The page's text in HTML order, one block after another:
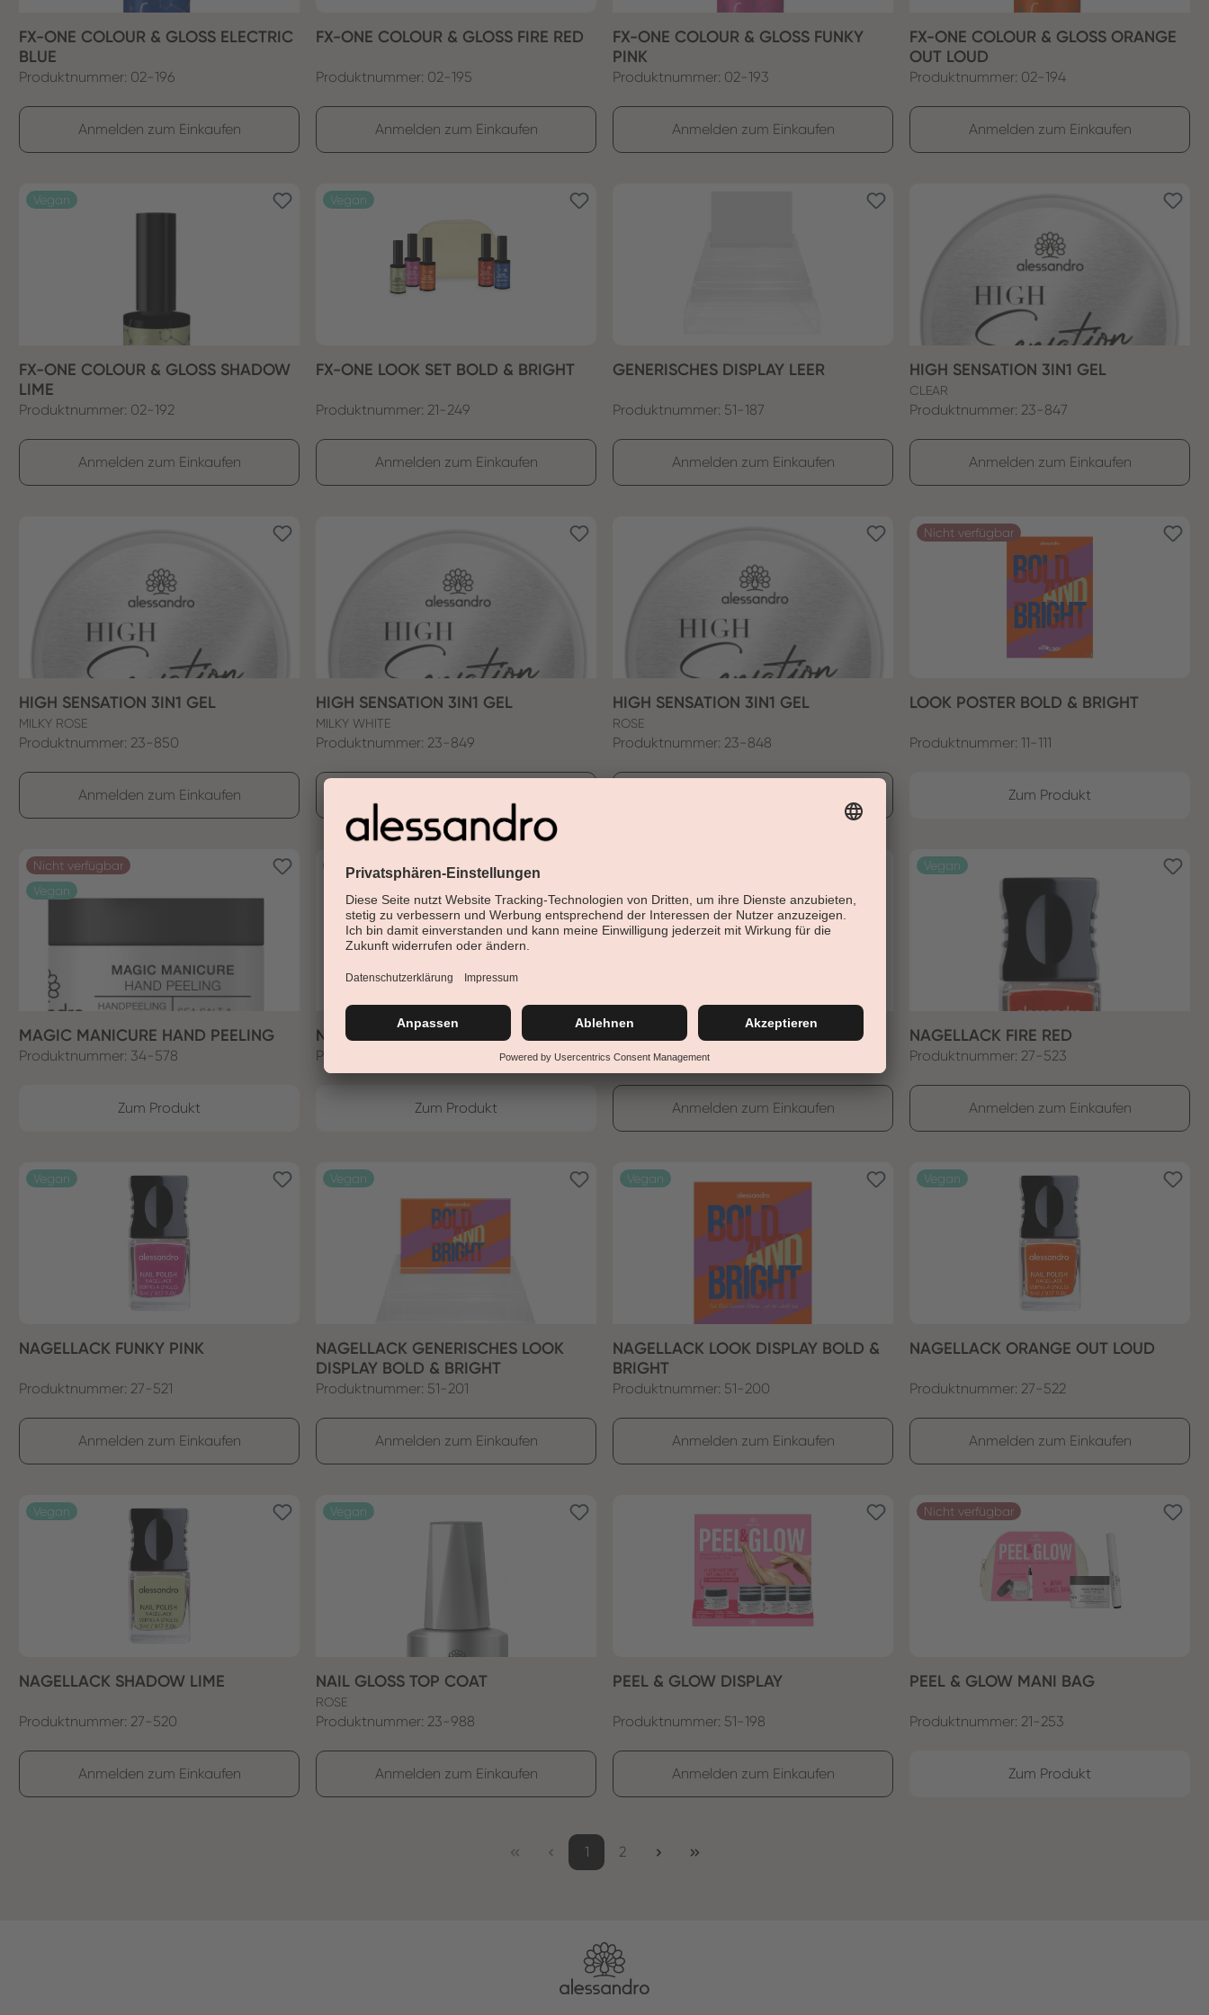
FX-ONE COLOUR & GLOSS ELECTRIC
BLUE
Produktnummer: 02-196
Anmelden zum Einkaufen
FX-ONE COLOUR & GLOSS FIRE RED
Produktnummer: 02-195
Anmelden zum Einkaufen
FX-ONE COLOUR & GLOSS FUNKY
PINK
Produktnummer: 02-193
Anmelden zum Einkaufen
FX-ONE COLOUR & GLOSS ORANGE
OUT LOUD
Produktnummer: 02-194
Anmelden zum Einkaufen
Vegan
FX-ONE COLOUR & GLOSS SHADOW
LIME
Produktnummer: 02-192
Anmelden zum Einkaufen
Vegan
FX-ONE LOOK SET BOLD & BRIGHT
Produktnummer: 21-249
Anmelden zum Einkaufen
GENERISCHES DISPLAY LEER
Produktnummer: 51-187
Anmelden zum Einkaufen
HIGH SENSATION 3IN1 GEL
CLEAR
Produktnummer: 23-847
Anmelden zum Einkaufen
HIGH SENSATION 3IN1 GEL
MILKY ROSE
Produktnummer: 23-850
Anmelden zum Einkaufen
HIGH SENSATION 3IN1 GEL
MILKY WHITE
Produktnummer: 23-849
HIGH SENSATION 3IN1 GEL
ROSE
Produktnummer: 23-848
Nicht verfügbar
LOOK POSTER BOLD & BRIGHT
Produktnummer: 11-111
Zum Produkt
Nicht verfügbar
Vegan
MAGIC MANICURE HAND PEELING
Produktnummer: 34-578
Zum Produkt
Nicht verfügbar
NAGELKORREKTUR SET
Produktnummer: 21-254
Zum Produkt
NAGELLACK ELECTRIC BLUE
Produktnummer: 27-524
Anmelden zum Einkaufen
Vegan
NAGELLACK FIRE RED
Produktnummer: 27-523
Anmelden zum Einkaufen
Vegan
NAGELLACK FUNKY PINK
Produktnummer: 27-521
Anmelden zum Einkaufen
Vegan
NAGELLACK GENERISCHES LOOK
DISPLAY BOLD & BRIGHT
Produktnummer: 51-201
Anmelden zum Einkaufen
Vegan
NAGELLACK LOOK DISPLAY BOLD &
BRIGHT
Produktnummer: 51-200
Anmelden zum Einkaufen
Vegan
NAGELLACK ORANGE OUT LOUD
Produktnummer: 27-522
Anmelden zum Einkaufen
Vegan
NAGELLACK SHADOW LIME
Produktnummer: 27-520
Anmelden zum Einkaufen
Vegan
NAIL GLOSS TOP COAT
ROSE
Produktnummer: 23-988
Anmelden zum Einkaufen
PEEL & GLOW DISPLAY
Produktnummer: 51-198
Anmelden zum Einkaufen
Nicht verfügbar
PEEL & GLOW MANI BAG
Produktnummer: 21-253
Zum Produkt
Seite
1 Seite
2